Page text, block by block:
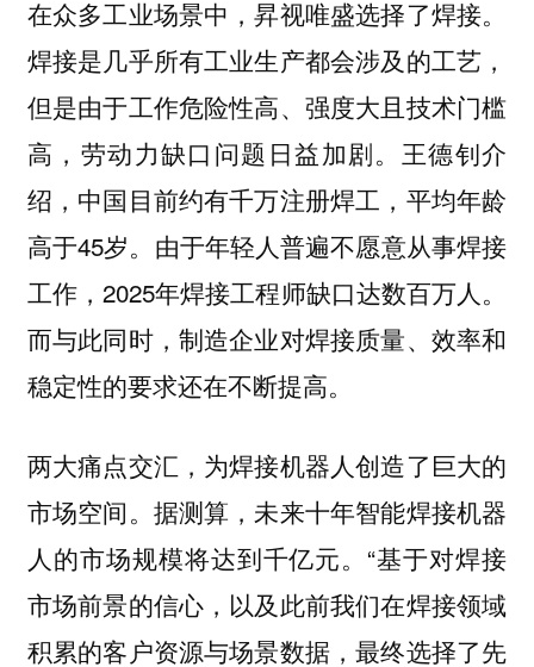
在众多工业场景中，昇视唯盛选择了焊接。
焊接是几乎所有工业生产都会涉及的工艺，
但是由于工作危险性高、强度大且技术门槛
高，劳动力缺口问题日益加剧。王德钊介
绍，中国目前约有千万注册焊工，平均年龄
高于45岁。由于年轻人普遍不愿意从事焊接
工作，2025年焊接工程师缺口达数百万人。
而与此同时，制造企业对焊接质量、效率和
稳定性的要求还在不断提高。
两大痛点交汇，为焊接机器人创造了巨大的
市场空间。据测算，未来十年智能焊接机器
人的市场规模将达到千亿元。“基于对焊接
市场前景的信心，以及此前我们在焊接领域
积累的客户资源与场景数据，最终选择了先